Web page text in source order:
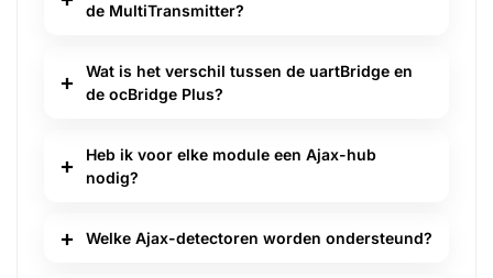
de MultiTransmitter?
Wat is het verschil tussen de uartBridge en
de ocBridge Plus?
Heb ik voor elke module een Ajax-hub
nodig?
Welke Ajax-detectoren worden ondersteund?